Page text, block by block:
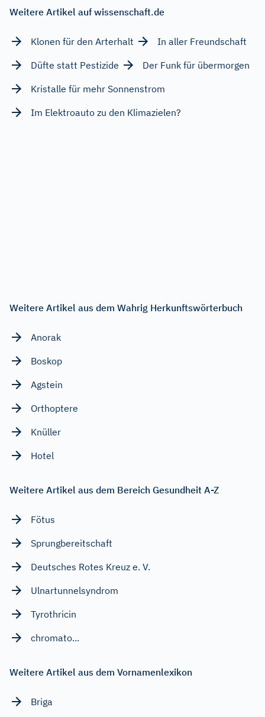
Weitere Artikel auf wissenschaft.de
Klonen für den Arterhalt
In aller Freundschaft
Düfte statt Pestizide
Der Funk für übermorgen
Kristalle für mehr Sonnenstrom
Im Elektroauto zu den Klimazielen?
Weitere Artikel aus dem Wahrig Herkunftswörterbuch
Anorak
Boskop
Agstein
Orthoptere
Knüller
Hotel
Weitere Artikel aus dem Bereich Gesundheit A-Z
Fötus
Sprungbereitschaft
Deutsches Rotes Kreuz e. V.
Ulnartunnelsyndrom
Tyrothricin
chromato...
Weitere Artikel aus dem Vornamenlexikon
Briga